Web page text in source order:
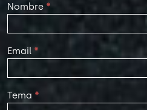
Contact
Us
Nombre *
Email *
Tema *